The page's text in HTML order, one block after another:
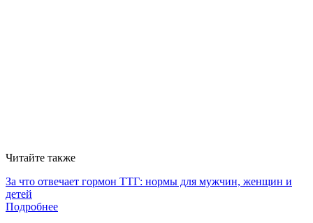
Читайте также
За что отвечает гормон ТТГ: нормы для мужчин, женщин и
детей
Подробнее